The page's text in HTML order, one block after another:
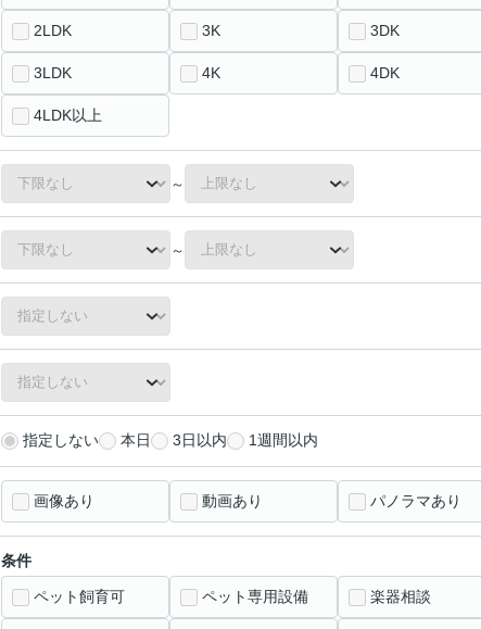
2LDK 3K 3DK
3LDK 4K 4DK
4LDK以上
～
～
指定しない 本日 3日以内 1週間以内
画像あり 動画あり パノラマあり
条件
ペット飼育可 ペット専用設備 楽器相談